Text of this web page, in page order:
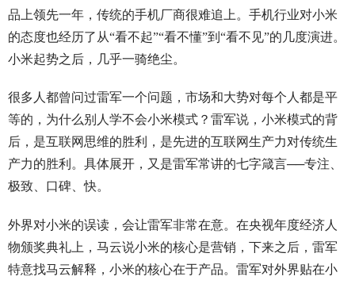
品上领先一年，传统的手机厂商很难追上。手机行业对小米
的态度也经历了从“看不起”“看不懂”到“看不见”的几度演进。
小米起势之后，几乎一骑绝尘。
很多人都曾问过雷军一个问题，市场和大势对每个人都是平
等的，为什么别人学不会小米模式？雷军说，小米模式的背
后，是互联网思维的胜利，是先进的互联网生产力对传统生
产力的胜利。具体展开，又是雷军常讲的七字箴言──专注、
极致、口碑、快。
外界对小米的误读，会让雷军非常在意。在央视年度经济人
物颁奖典礼上，马云说小米的核心是营销，下来之后，雷军
特意找马云解释，小米的核心在于产品。雷军对外界贴在小